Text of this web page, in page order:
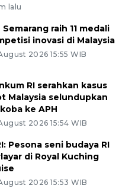
lalu
Semarang raih 11 medali
inovasi di Malaysia
2026 15:55 WIB
RI serahkan kasus
Malaysia selundupkan
ke APH
2026 15:54 WIB
Pesona seni budaya RI
di Royal Kuching
2026 15:53 WIB